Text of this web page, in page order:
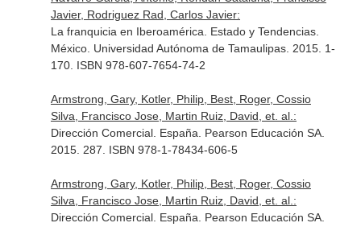
Javier, Rodriguez Rad, Carlos Javier:
La franquicia en Iberoamérica. Estado y Tendencias.
México. Universidad Autónoma de Tamaulipas. 2015. 1-
170. ISBN 978-607-7654-74-2
Armstrong, Gary, Kotler, Philip, Best, Roger, Cossio
Silva, Francisco Jose, Martin Ruiz, David, et. al.:
Dirección Comercial. España. Pearson Educación SA.
2015. 287. ISBN 978-1-78434-606-5
Armstrong, Gary, Kotler, Philip, Best, Roger, Cossio
Silva, Francisco Jose, Martin Ruiz, David, et. al.:
Dirección Comercial. España. Pearson Educación SA.